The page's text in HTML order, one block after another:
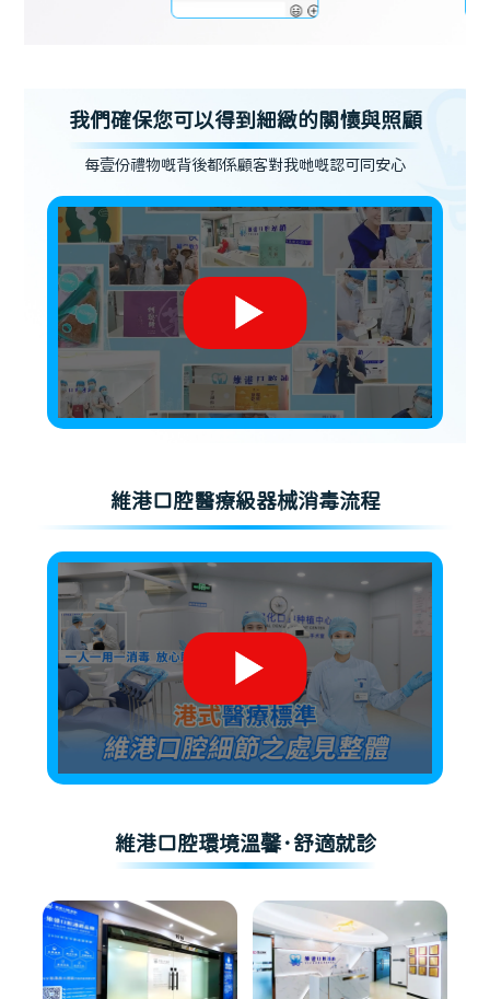
我們確保您可以得到細緻的關懷與照顧
每壹份禮物嘅背後都係顧客對我哋嘅認可同安心
維港口腔醫療級器械消毒流程
維港口腔環境溫馨·舒適就診